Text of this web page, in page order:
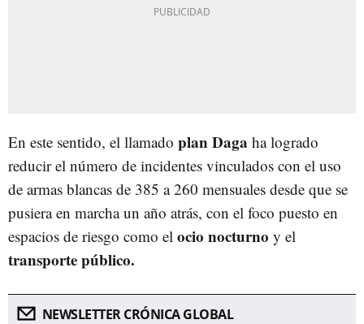
En este sentido, el llamado plan Daga ha logrado
reducir el número de incidentes vinculados con el uso
de armas blancas de 385 a 260 mensuales desde que se
pusiera en marcha un año atrás, con el foco puesto en
espacios de riesgo como el ocio nocturno y el
transporte público.
NEWSLETTER CRÓNICA GLOBAL